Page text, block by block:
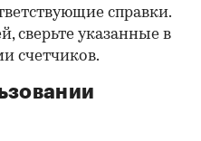
справки.
сверьте указанные в
счетчиков.